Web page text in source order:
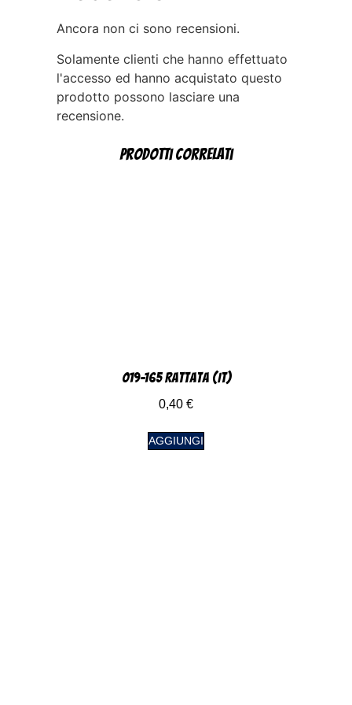
Ancora non ci sono recensioni.
Solamente clienti che hanno effettuato
l'accesso ed hanno acquistato questo
prodotto possono lasciare una
recensione.
Prodotti correlati
019-165 Rattata (IT)
0,40 €
AGGIUNGI